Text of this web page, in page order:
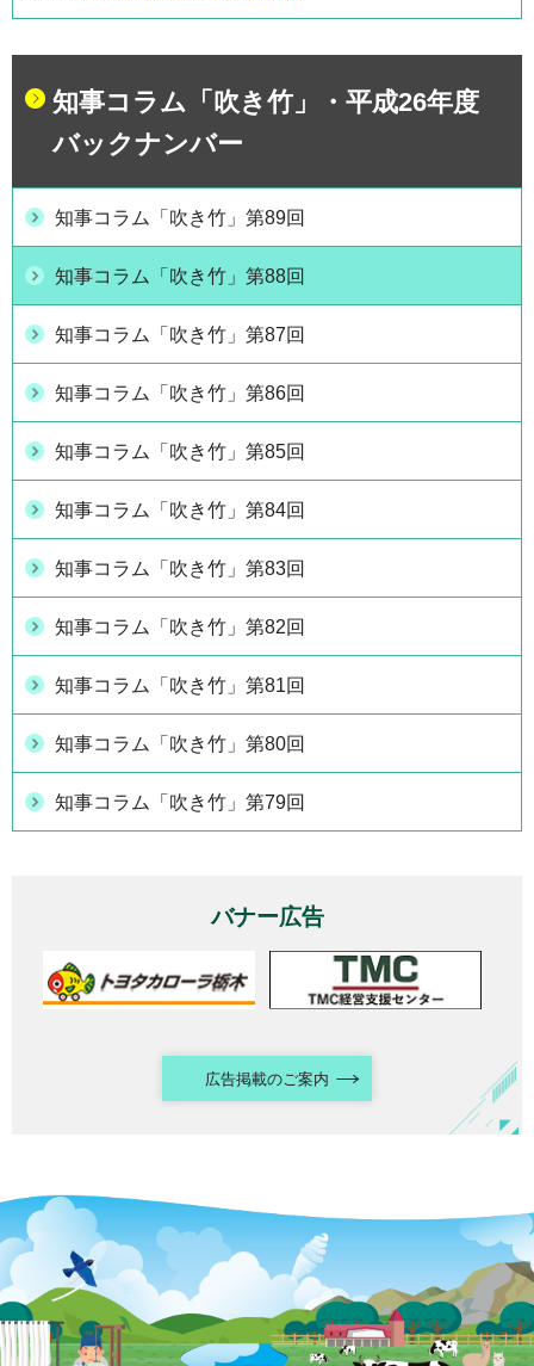
知事コラム「吹き竹」・平成26年度
バックナンバー
知事コラム「吹き竹」第89回
知事コラム「吹き竹」第88回
知事コラム「吹き竹」第87回
知事コラム「吹き竹」第86回
知事コラム「吹き竹」第85回
知事コラム「吹き竹」第84回
知事コラム「吹き竹」第83回
知事コラム「吹き竹」第82回
知事コラム「吹き竹」第81回
知事コラム「吹き竹」第80回
知事コラム「吹き竹」第79回
バナー広告
広告掲載のご案内